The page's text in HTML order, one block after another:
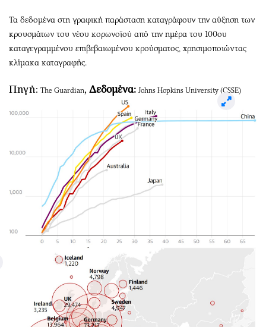
Τα δεδομένα στη γραφική παράσταση καταγράφουν την αύξηση των
κρουσμάτων του νέου κορωνοϊού από την ημέρα του 100ου
καταγεγραμμένου επιβεβαιωμένου κρούσματος, χρησιμοποιώντας
κλίμακα καταγραφής.
Πηγή: The Guardian, Δεδομένα: Johns Hopkins University (CSSE)